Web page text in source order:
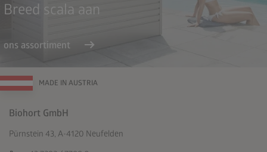
Breed scala aan
ons assortiment arrow_right_alt
MADE IN AUSTRIA
Biohort GmbH
Pürnstein 43, A-4120 Neufelden